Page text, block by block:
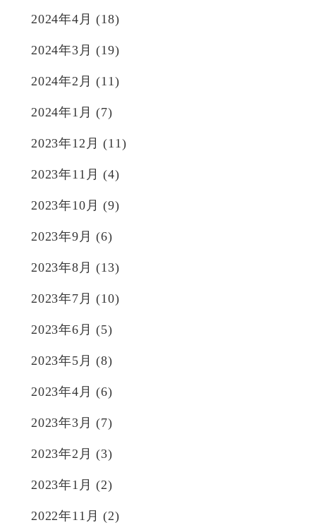
2024年4月 (18)
2024年3月 (19)
2024年2月 (11)
2024年1月 (7)
2023年12月 (11)
2023年11月 (4)
2023年10月 (9)
2023年9月 (6)
2023年8月 (13)
2023年7月 (10)
2023年6月 (5)
2023年5月 (8)
2023年4月 (6)
2023年3月 (7)
2023年2月 (3)
2023年1月 (2)
2022年11月 (2)